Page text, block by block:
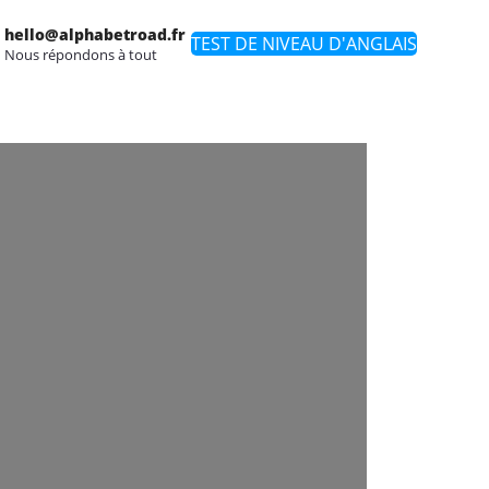
hello@alphabetroad.fr
Nous répondons à tout TEST DE NIVEAU D'ANGLAIS